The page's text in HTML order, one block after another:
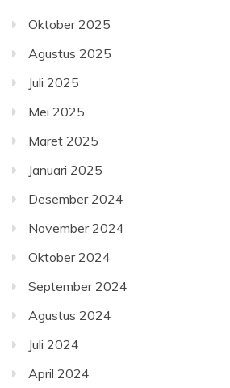
Oktober 2025
Agustus 2025
Juli 2025
Mei 2025
Maret 2025
Januari 2025
Desember 2024
November 2024
Oktober 2024
September 2024
Agustus 2024
Juli 2024
April 2024